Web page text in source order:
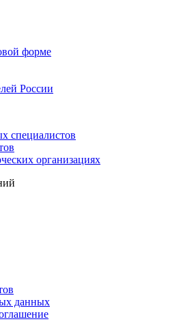
форме
России
специалистов
организациях
данных